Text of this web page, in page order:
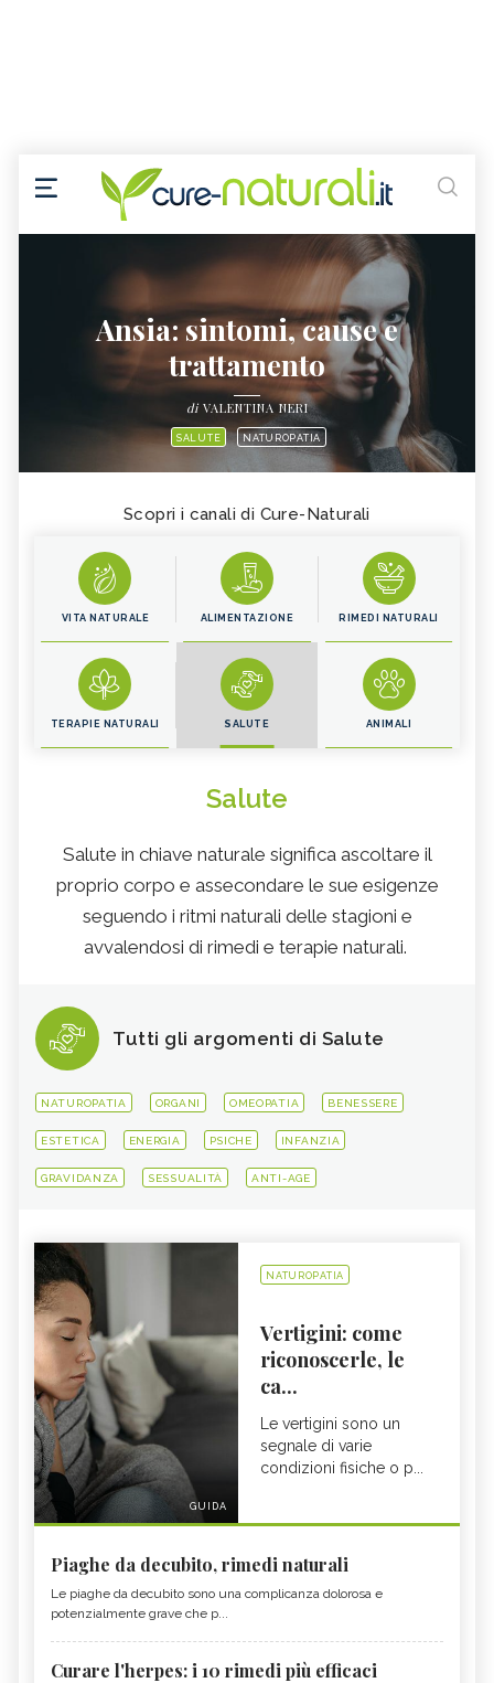
Ansia: sintomi, cause e
trattamento
di VALENTINA NERI
SALUTE NATUROPATIA
Scopri i canali di Cure-Naturali
VITA NATURALE ALIMENTAZIONE RIMEDI NATURALI
TERAPIE NATURALI SALUTE ANIMALI
Salute
Salute in chiave naturale significa ascoltare il
proprio corpo e assecondare le sue esigenze
seguendo i ritmi naturali delle stagioni e
avvalendosi di rimedi e terapie naturali.
Tutti gli argomenti di Salute
NATUROPATIA ORGANI OMEOPATIA BENESSERE
ESTETICA ENERGIA PSICHE INFANZIA
GRAVIDANZA SESSUALITÀ ANTI-AGE
GUIDA
NATUROPATIA
Vertigini: come
riconoscerle, le
ca...
Le vertigini sono un
segnale di varie
condizioni fisiche o p...
Piaghe da decubito, rimedi naturali
Le piaghe da decubito sono una complicanza dolorosa e
potenzialmente grave che p...
Curare l'herpes: i 10 rimedi più efficaci